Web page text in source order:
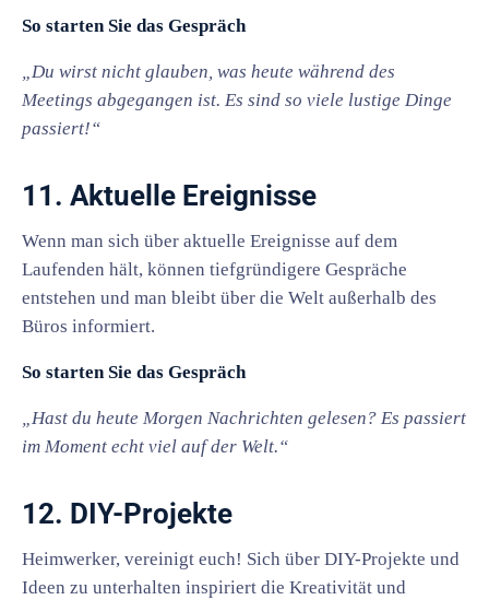
So starten Sie das Gespräch
„Du wirst nicht glauben, was heute während des
Meetings abgegangen ist. Es sind so viele lustige Dinge
passiert!“
11. Aktuelle Ereignisse
Wenn man sich über aktuelle Ereignisse auf dem
Laufenden hält, können tiefgründigere Gespräche
entstehen und man bleibt über die Welt außerhalb des
Büros informiert.
So starten Sie das Gespräch
„Hast du heute Morgen Nachrichten gelesen? Es passiert
im Moment echt viel auf der Welt.“
12. DIY-Projekte
Heimwerker, vereinigt euch! Sich über DIY-Projekte und
Ideen zu unterhalten inspiriert die Kreativität und